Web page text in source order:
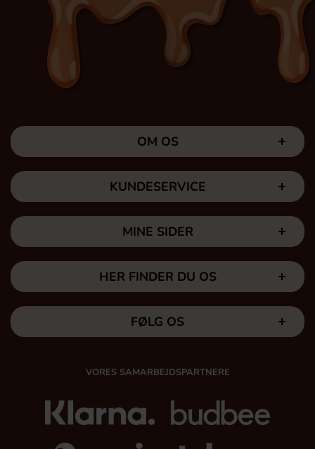
OM OS
KUNDESERVICE
MINE SIDER
HER FINDER DU OS
FØLG OS
VORES SAMARBEJDSPARTNERE